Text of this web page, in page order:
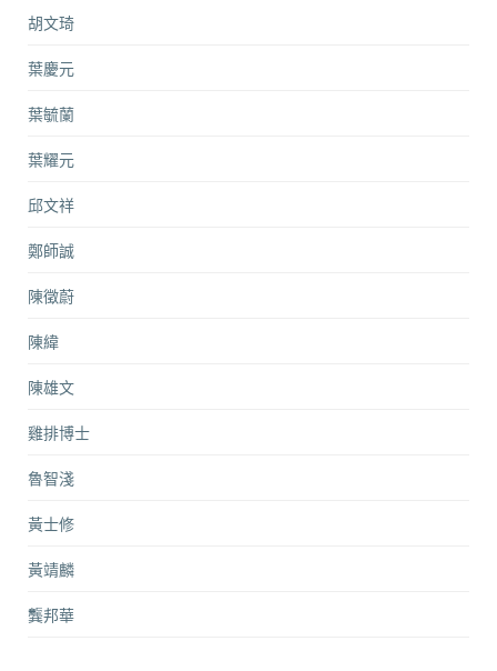
胡文琦
葉慶元
葉毓蘭
葉耀元
邱文祥
鄭師誠
陳徵蔚
陳緯
陳雄文
雞排博士
魯智淺
黃士修
黃靖麟
龔邦華